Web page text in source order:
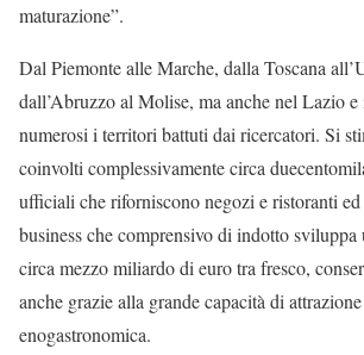
maturazione”.
Dal Piemonte alle Marche, dalla Toscana
dall’Abruzzo al Molise, ma anche nel Lazio
numerosi i territori battuti dai ricercatori. Si
coinvolti complessivamente circa
ufficiali che riforniscono negozi e ristoranti
business che comprensivo di indotto
circa mezzo miliardo di euro tra fresco,
anche grazie alla grande capacità di
enogastronomica.